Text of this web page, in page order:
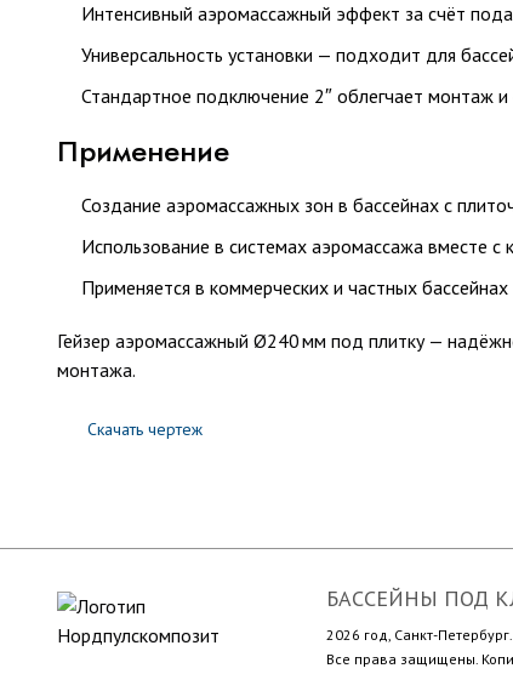
Интенсивный аэромассажный эффект за счёт
Универсальность установки — подходит для
Стандартное подключение 2″ облегчает монтаж
Применение
Создание аэромассажных зон в бассейнах с
Использование в системах аэромассажа вместе
Применяется в коммерческих и частных
Гейзер аэромассажный Ø240 мм под плитку —
монтажа.
Скачать чертеж
БАССЕЙНЫ ПОД
2026 год, Санкт-Петербург.
Все права защищены.